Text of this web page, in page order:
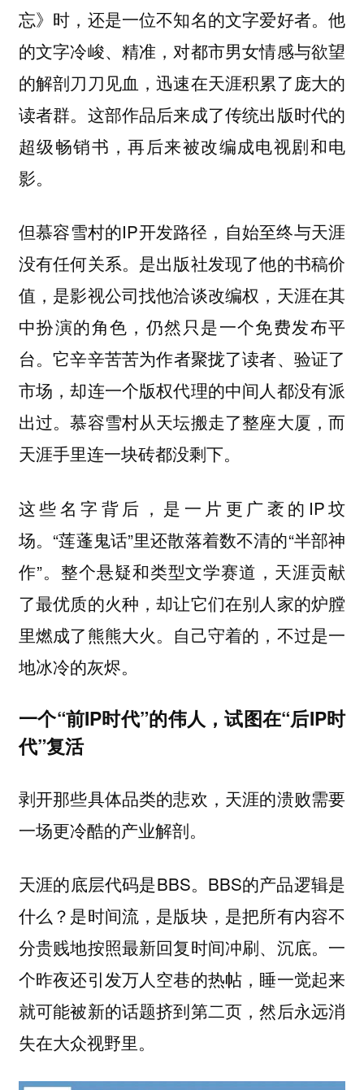
忘》时，还是一位不知名的文字爱好者。他
的文字冷峻、精准，对都市男女情感与欲望
的解剖刀刀见血，迅速在天涯积累了庞大的
读者群。这部作品后来成了传统出版时代的
超级畅销书，再后来被改编成电视剧和电
影。
但慕容雪村的IP开发路径，自始至终与天涯
没有任何关系。是出版社发现了他的书稿价
值，是影视公司找他洽谈改编权，天涯在其
中扮演的角色，仍然只是一个免费发布平
台。它辛辛苦苦为作者聚拢了读者、验证了
市场，却连一个版权代理的中间人都没有派
出过。慕容雪村从天坛搬走了整座大厦，而
天涯手里连一块砖都没剩下。
这些名字背后，是一片更广袤的IP坟
场。“莲蓬鬼话”里还散落着数不清的“半部神
作”。整个悬疑和类型文学赛道，天涯贡献
了最优质的火种，却让它们在别人家的炉膛
里燃成了熊熊大火。自己守着的，不过是一
地冰冷的灰烬。
一个“前IP时代”的伟人，试图在“后IP时
代”复活
剥开那些具体品类的悲欢，天涯的溃败需要
一场更冷酷的产业解剖。
天涯的底层代码是BBS。BBS的产品逻辑是
什么？是时间流，是版块，是把所有内容不
分贵贱地按照最新回复时间冲刷、沉底。一
个昨夜还引发万人空巷的热帖，睡一觉起来
就可能被新的话题挤到第二页，然后永远消
失在大众视野里。